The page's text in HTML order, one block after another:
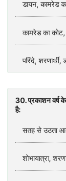
डायन, कामरेड
कामरेड का कोट,
परिंदे,
30. प्रकाशन वर्ष
है:
सतह से उठता
शोभायात्रा,